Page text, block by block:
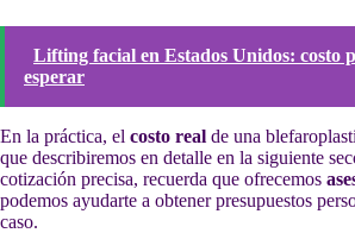
Lifting facial en Estados Unidos: costo
esperar
En la práctica, el costo real de una
que describiremos en detalle en la siguiente
cotización precisa, recuerda que ofrecemos
podemos ayudarte a obtener presupuestos
caso.